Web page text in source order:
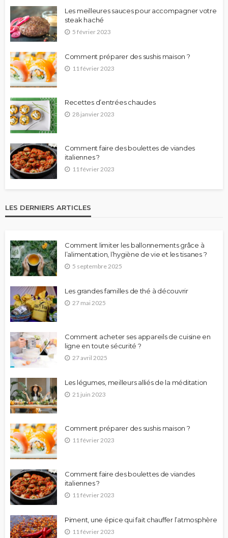
Les meilleures sauces pour accompagner votre
steak haché
5 février 2023
Comment préparer des sushis maison ?
11 février 2023
Recettes d’entrées chaudes
28 janvier 2023
Comment faire des boulettes de viandes
italiennes ?
11 février 2023
LES DERNIERS ARTICLES
Comment limiter les ballonnements grâce à
l’alimentation, l’hygiène de vie et les tisanes ?
5 septembre 2025
Les grandes familles de thé à découvrir
27 mai 2025
Comment acheter ses appareils de cuisine en
ligne en toute sécurité ?
27 avril 2025
Les légumes, meilleurs alliés de la méditation
21 juin 2023
Comment préparer des sushis maison ?
11 février 2023
Comment faire des boulettes de viandes
italiennes ?
11 février 2023
Piment, une épice qui fait chauffer l’atmosphère
11 février 2023